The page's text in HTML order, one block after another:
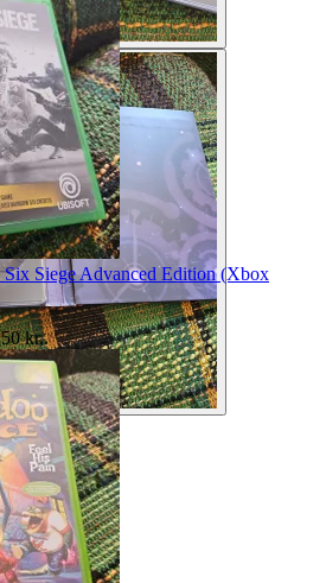
Siege Advanced Edition (Xbox
50 kr,.